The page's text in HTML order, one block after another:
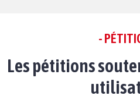
-
Les pétitions